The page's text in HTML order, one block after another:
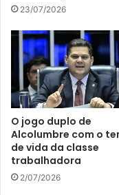
23/07/2026
O jogo duplo de
Alcolumbre com o
de vida da classe
trabalhadora
2/07/2026